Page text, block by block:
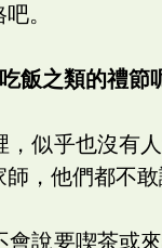
。
飯之類的禮節
似乎也沒有
，他們都不
說要喫茶或